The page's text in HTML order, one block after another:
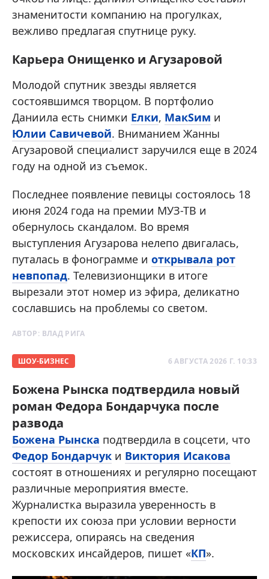
знаменитости компанию на прогулках,
вежливо предлагая спутнице руку.
Карьера Онищенко и Агузаровой
Молодой спутник звезды является
состоявшимся творцом. В портфолио
Даниила есть снимки Елки, МакSим и
Юлии Савичевой. Вниманием Жанны
Агузаровой специалист заручился еще в 2024
году на одной из съемок.
Последнее появление певицы состоялось 18
июня 2024 года на премии МУЗ-ТВ и
обернулось скандалом. Во время
выступления Агузарова нелепо двигалась,
путалась в фонограмме и открывала рот
невпопад. Телевизионщики в итоге
вырезали этот номер из эфира, деликатно
сославшись на проблемы со светом.
АВТОР: ВЛАД РИГА
ШОУ-БИЗНЕС 6 АВГУСТА 2026 Г. 10:33
Божена Рынска подтвердила новый
роман Федора Бондарчука после
развода
Божена Рынска подтвердила в соцсети, что
Федор Бондарчук и Виктория Исакова
состоят в отношениях и регулярно посещают
различные мероприятия вместе.
Журналистка выразила уверенность в
крепости их союза при условии верности
режиссера, опираясь на сведения
московских инсайдеров, пишет «КП».